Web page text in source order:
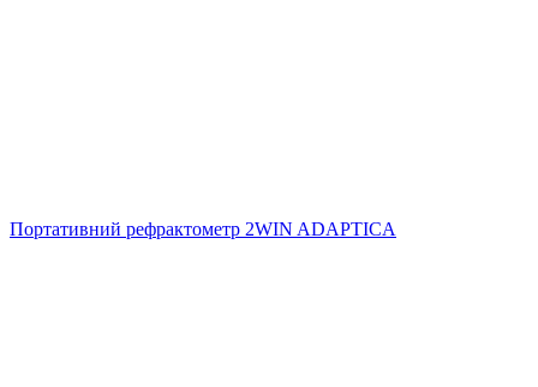
Портативний рефрактометр 2WIN ADAPTICA